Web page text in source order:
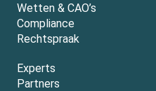
Wetten & CAO’s
Compliance
Rechtspraak
Experts
Partners